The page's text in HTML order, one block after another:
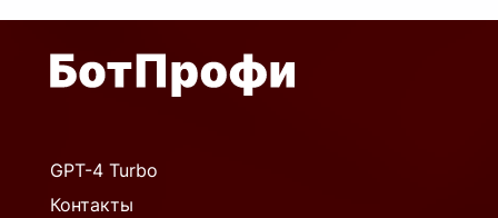
GPT-4 Turbo
Контакты